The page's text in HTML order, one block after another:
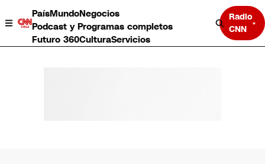
PaísMundoNegocios
Podcast y Programas completos
Futuro 360CulturaServicios
Radio
CNN